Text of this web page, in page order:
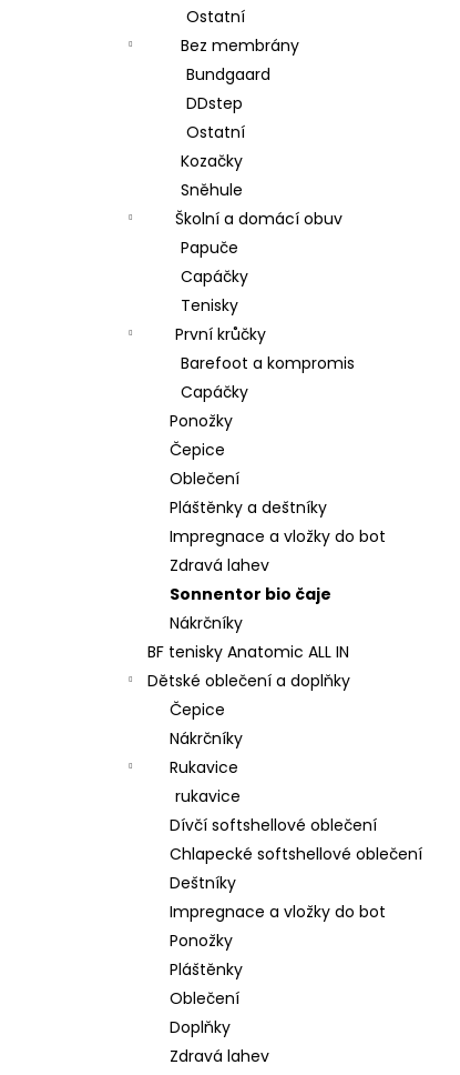
Ostatní
Bez membrány
Bundgaard
DDstep
Ostatní
Kozačky
Sněhule
Školní a domácí obuv
Papuče
Capáčky
Tenisky
První krůčky
Barefoot a kompromis
Capáčky
Ponožky
Čepice
Oblečení
Pláštěnky a deštníky
Impregnace a vložky do bot
Zdravá lahev
Sonnentor bio čaje
Nákrčníky
BF tenisky Anatomic ALL IN
Dětské oblečení a doplňky
Čepice
Nákrčníky
Rukavice
rukavice
Dívčí softshellové oblečení
Chlapecké softshellové oblečení
Deštníky
Impregnace a vložky do bot
Ponožky
Pláštěnky
Oblečení
Doplňky
Zdravá lahev